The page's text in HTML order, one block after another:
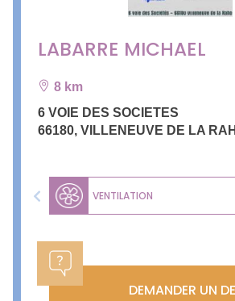
LABARRE MICHAEL
8 km
6 VOIE DES SOCIETES
66180, VILLENEUVE DE LA
VENTILATION
Previous
DEMANDER UN